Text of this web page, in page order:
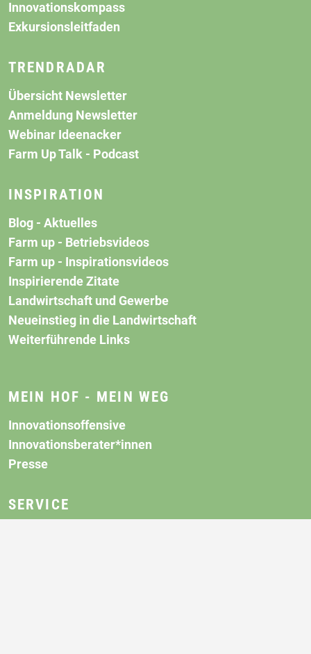
Innovationskompass
Exkursionsleitfaden
TRENDRADAR
Übersicht Newsletter
Anmeldung Newsletter
Webinar Ideenacker
Farm Up Talk - Podcast
INSPIRATION
Blog - Aktuelles
Farm up - Betriebsvideos
Farm up - Inspirationsvideos
Inspirierende Zitate
Landwirtschaft und Gewerbe
Neueinstieg in die Landwirtschaft
Weiterführende Links
MEIN HOF - MEIN WEG
Innovationsoffensive
Innovationsberater*innen
Presse
SERVICE